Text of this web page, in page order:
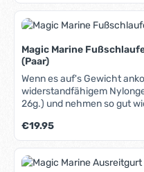
Magic Marine
(Paar)
Wenn es auf's Gewicht
widerstandfähigem
26g.) und nehmen so gut
Regulärer Preis:
€19.95